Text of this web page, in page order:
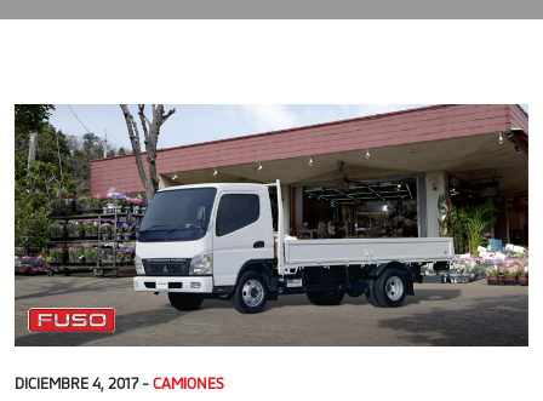
DICIEMBRE 4, 2017 - CAMIONES